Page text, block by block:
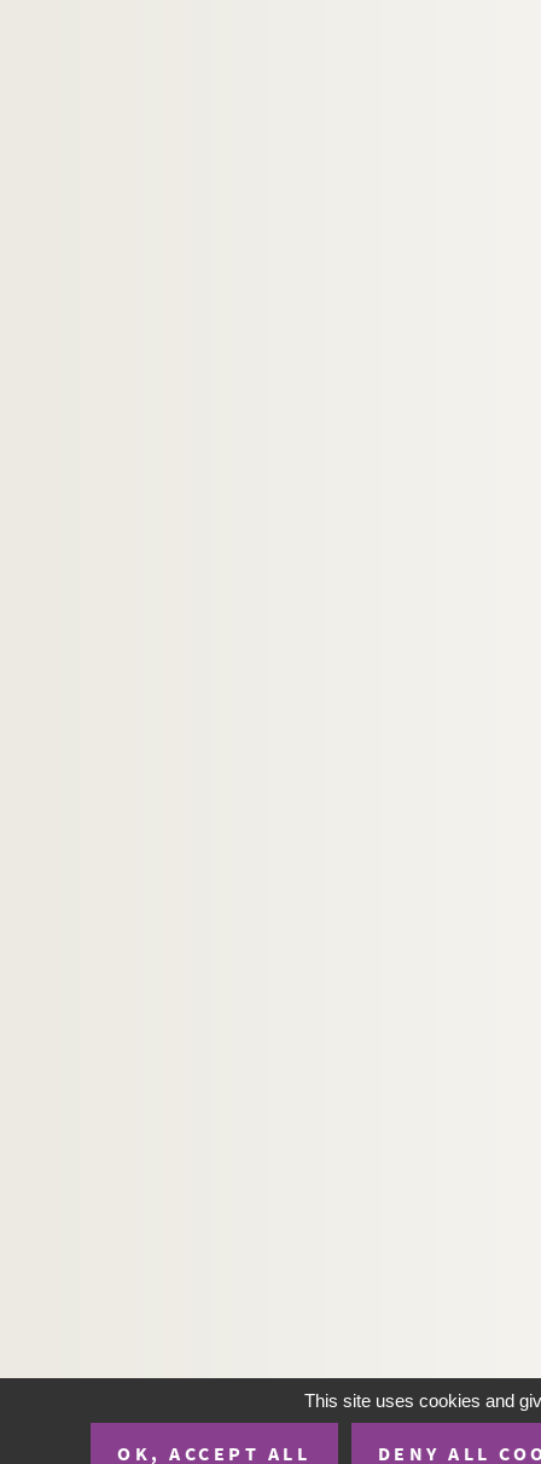
This site uses cookies and
OK, ACCEPT ALL DENY ALL